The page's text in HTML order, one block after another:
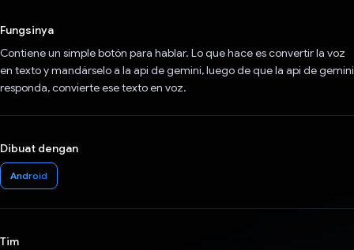
Fungsinya
Contiene un simple botón para hablar. Lo que hace es convertir la voz
en texto y mandárselo a la api de gemini, luego de que la api de gemini
responda, convierte ese texto en voz.
Dibuat dengan
Android
Tim